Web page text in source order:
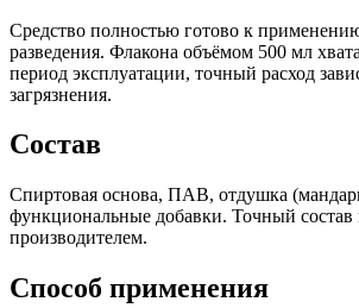
Средство полностью готово к
разведения. Флакона объёмом 500 мл
период эксплуатации, точный расход
загрязнения.
Состав
Спиртовая основа, ПАВ, отдушка
функциональные добавки. Точный состав
производителем.
Способ применения